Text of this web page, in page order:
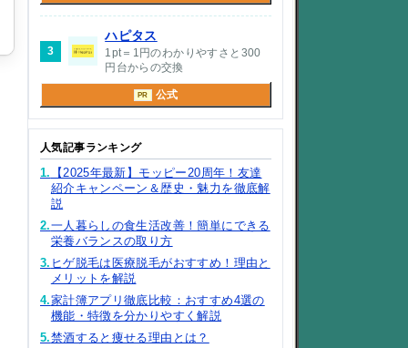
3
ハピタス
1pt＝1円のわかりやすさと300
円台からの交換
PR 公式
人気記事ランキング
1.
【2025年最新】モッピー20周年！友達
紹介キャンペーン＆歴史・魅力を徹底解
説
2.一人暮らしの食生活改善！簡単にできる
栄養バランスの取り方
3. ヒゲ脱毛は医療脱毛がおすすめ！理由と
メリットを解説
4.家計簿アプリ徹底比較：おすすめ4選の
機能・特徴を分かりやすく解説
5.禁酒すると痩せる理由とは？